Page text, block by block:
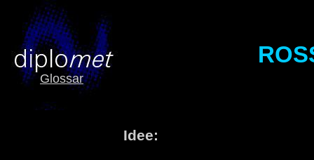
Glossar
Idee: